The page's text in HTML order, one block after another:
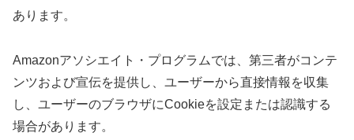
あります。
Amazonアソシエイト・プログラムでは、第三者がコンテ
ンツおよび宣伝を提供し、ユーザーから直接情報を収集
し、ユーザーのブラウザにCookieを設定または認識する
場合があります。